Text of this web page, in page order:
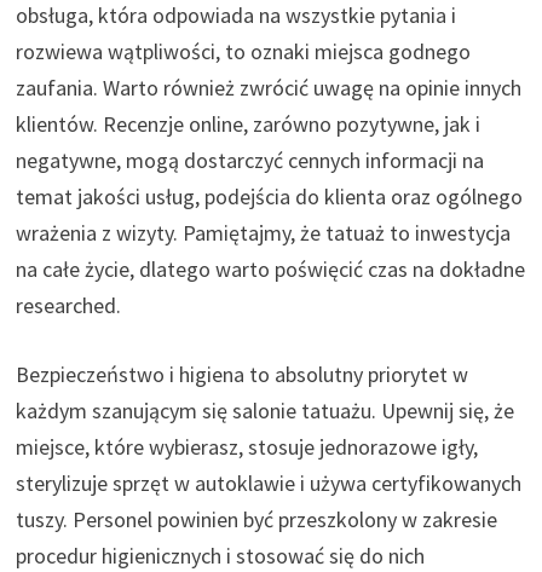
obsługa, która odpowiada na wszystkie pytania i
rozwiewa wątpliwości, to oznaki miejsca godnego
zaufania. Warto również zwrócić uwagę na opinie innych
klientów. Recenzje online, zarówno pozytywne, jak i
negatywne, mogą dostarczyć cennych informacji na
temat jakości usług, podejścia do klienta oraz ogólnego
wrażenia z wizyty. Pamiętajmy, że tatuaż to inwestycja
na całe życie, dlatego warto poświęcić czas na dokładne
researched.
Bezpieczeństwo i higiena to absolutny priorytet w
każdym szanującym się salonie tatuażu. Upewnij się, że
miejsce, które wybierasz, stosuje jednorazowe igły,
sterylizuje sprzęt w autoklawie i używa certyfikowanych
tuszy. Personel powinien być przeszkolony w zakresie
procedur higienicznych i stosować się do nich